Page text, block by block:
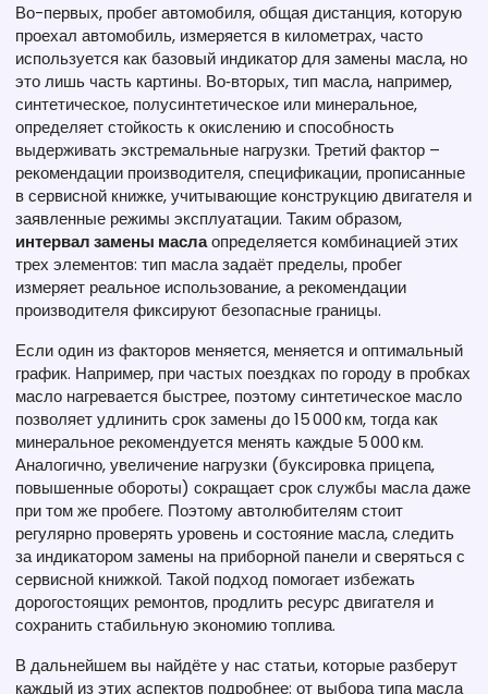
Во-первых, пробег автомобиля,общая дистанция, которую
проехал автомобиль, измеряется в километрах, часто
используется как базовый индикатор для замены масла, но
это лишь часть картины. Во‑вторых,тип масла, например,
синтетическое, полусинтетическое или минеральное,
определяет стойкость к окислению и способность
выдерживать экстремальные нагрузки. Третий фактор –
рекомендации производителя,спецификации, прописанные
в сервисной книжке, учитывающие конструкцию двигателя и
заявленные режимы эксплуатации. Таким образом,
интервал замены маслаопределяется комбинацией этих
трех элементов: тип масла задаёт пределы, пробег
измеряет реальное использование, а рекомендации
производителя фиксируют безопасные границы.
Если один из факторов меняется, меняется и оптимальный
график. Например, при частых поездках по городу в пробках
масло нагревается быстрее, поэтому синтетическое масло
позволяет удлинить срок замены до 15 000 км, тогда как
минеральное рекомендуется менять каждые 5 000 км.
Аналогично, увеличение нагрузки (буксировка прицепа,
повышенные обороты) сокращает срок службы масла даже
при том же пробеге. Поэтому автолюбителям стоит
регулярно проверять уровень и состояние масла, следить
за индикатором замены на приборной панели и сверяться с
сервисной книжкой. Такой подход помогает избежать
дорогостоящих ремонтов, продлить ресурс двигателя и
сохранить стабильную экономию топлива.
В дальнейшем вы найдёте у нас статьи, которые разберут
каждый из этих аспектов подробнее: от выбора типа масла